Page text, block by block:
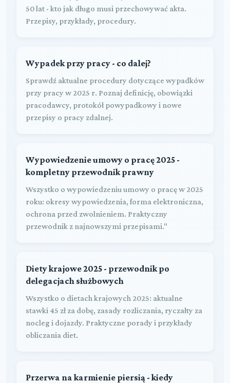
50 lat - kto jak długo musi przechowywać akta.
Przepisy, przykłady, procedury.
Wypadek przy pracy - co dalej?
Sprawdź aktualne procedury dotyczące wypadków
przy pracy w 2025 r. Poznaj definicję, obowiązki
pracodawcy, protokół powypadkowy i nowe
przepisy o pracy zdalnej.
Wypowiedzenie umowy o pracę 2025 -
kompletny przewodnik prawny
Wszystko o wypowiedzeniu umowy o pracę w 2025
roku: okresy wypowiedzenia, forma elektroniczna,
ochrona przed zwolnieniem. Praktyczny
przewodnik z najnowszymi przepisami."
Diety krajowe 2025 - przewodnik po
delegacjach służbowych
Wszystko o dietach krajowych 2025: aktualne
stawki 45 zł za dobę, zasady rozliczania, ryczałty za
nocleg i dojazdy. Praktyczne porady i przykłady
obliczania diet.
Przerwa na karmienie piersią - kiedy